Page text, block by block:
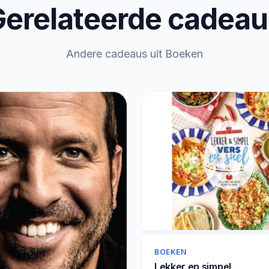
Andere cadeaus uit Boeken
BOEKEN